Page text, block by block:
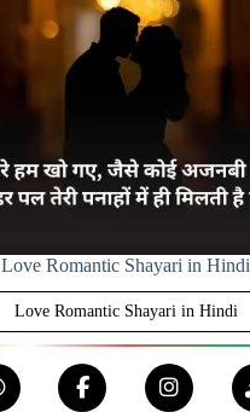
Love Romantic Shayari in Hindi
Love Romantic Shayari in Hindi